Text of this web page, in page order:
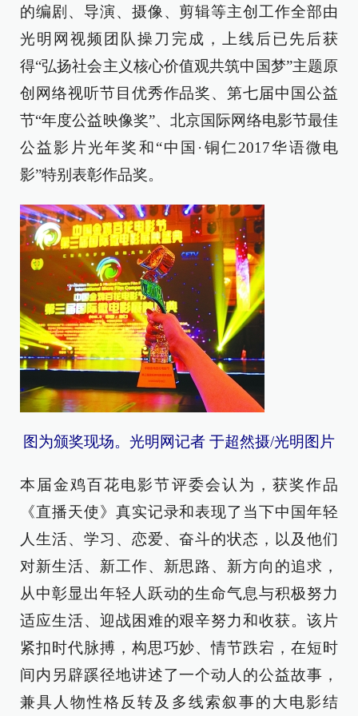
的编剧、导演、摄像、剪辑等主创工作全部由
光明网视频团队操刀完成，上线后已先后获
得“弘扬社会主义核心价值观共筑中国梦”主题原
创网络视听节目优秀作品奖、第七届中国公益
节“年度公益映像奖”、北京国际网络电影节最佳
公益影片光年奖和“中国·铜仁2017华语微电
影”特别表彰作品奖。
图为颁奖现场。光明网记者 于超然摄/光明图片
本届金鸡百花电影节评委会认为，获奖作品
《直播天使》真实记录和表现了当下中国年轻
人生活、学习、恋爱、奋斗的状态，以及他们
对新生活、新工作、新思路、新方向的追求，
从中彰显出年轻人跃动的生命气息与积极努力
适应生活、迎战困难的艰辛努力和收获。该片
紧扣时代脉搏，构思巧妙、情节跌宕，在短时
间内另辟蹊径地讲述了一个动人的公益故事，
兼具人物性格反转及多线索叙事的大电影结